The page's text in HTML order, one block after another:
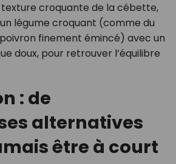
croquante de la cébette,
légume croquant (comme du
finement émincé) avec un
doux, pour retrouver l’équilibre
: de
alternatives
être à court